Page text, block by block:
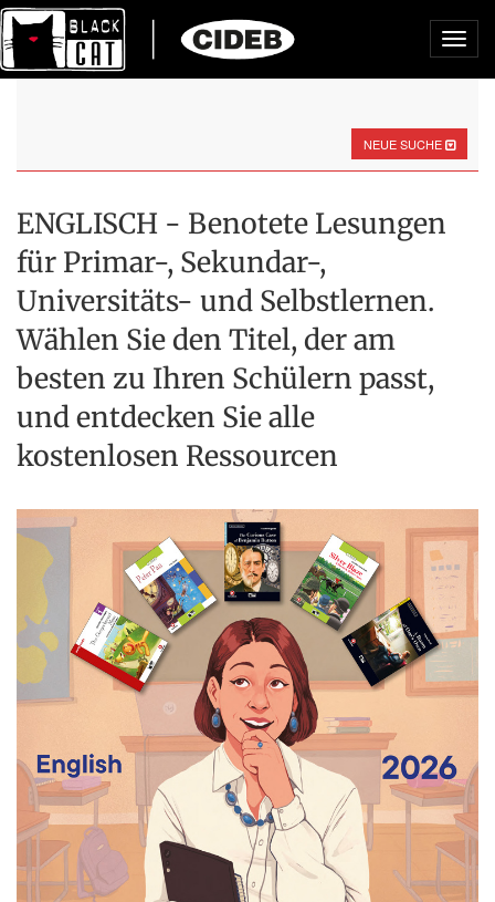
NEUE SUCHE
ENGLISCH - Benotete Lesungen
für Primar-, Sekundar-,
Universitäts- und Selbstlernen.
Wählen Sie den Titel, der am
besten zu Ihren Schülern passt,
und entdecken Sie alle
kostenlosen Ressourcen